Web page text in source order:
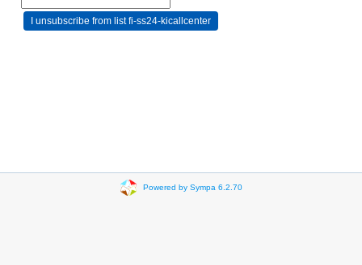
Powered by Sympa 6.2.70